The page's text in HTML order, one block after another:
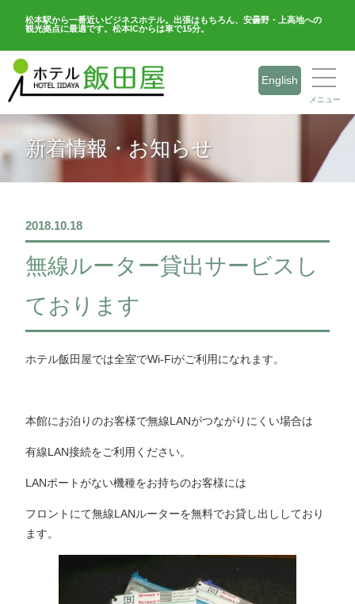
松本駅から一番近いビジネスホテル。出張はもちろん、安曇野・上高地への
観光拠点に最適です。松本ICからは車で15分。
English
メニュー
新着情報・お知らせ
2018.10.18
無線ルーター貸出サービスし
ております
ホテル飯田屋では全室でWi-Fiがご利用になれます。
本館にお泊りのお客様で無線LANがつながりにくい場合は
有線LAN接続をご利用ください。
LANポートがない機種をお持ちのお客様には
フロントにて無線LANルーターを無料でお貸し出ししており
ます。